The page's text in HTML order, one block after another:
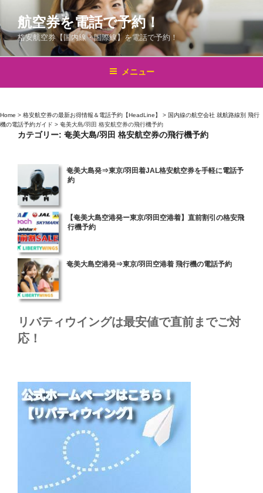
テ
ン
ス
ッ
航空券を電話で予約！
格安航空券【国内線・国際線】を電話で予約！
メニュー
Home > 格安航空券の最新お得情報＆電話予約【HeadLine】 > 国内線の航空会社 就航路線別 飛行
機の電話予約ガイド > 奄美大島/羽田 格安航空券の飛行機予約
カテゴリー: 奄美大島/羽田 格安航空券の飛行機予約
投
稿
奄美大島発⇒東京/羽田着JAL格安航空券を手軽に電話予
約
投
稿
【奄美大島空港発ー東京/羽田空港着】直前割引の格安飛
行機予約
投
奄美大島空港発⇒東京/羽田空港着 飛行機の電話予約
リバティウイングは最安値で直前までご対
応！